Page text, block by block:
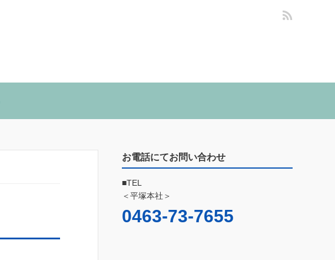
お電話にてお問い合わせ
■TEL
＜平塚本社＞
0463-73-7655